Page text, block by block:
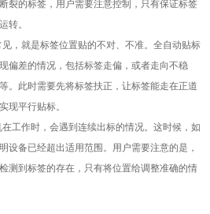
裂的标签，用户需要注意控制，只有保证标签
转。
，就是标签位置贴的不对、不准。全自动贴标
偏差的情况，包括标签走偏，或者走向不稳
。此时需要先将标签扶正，让标签能走在正道
现平行贴标。
工作时，会遇到连续出标的情况。这时候，如
设备已经超出适用范围。用户需要注意的是，
测到标签的存在，只有将位置给调整准确的情